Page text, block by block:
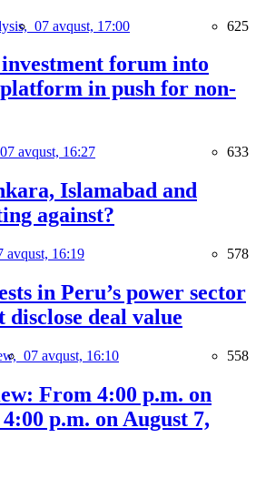
07 avqust, 17:00 625
forum into
in push for non-
07 avqust, 16:27 633
Islamabad and
against?
avqust, 16:19 578
in Peru’s power sector
disclose deal value
07 avqust, 16:10 558
From 4:00 p.m. on
p.m. on August 7,